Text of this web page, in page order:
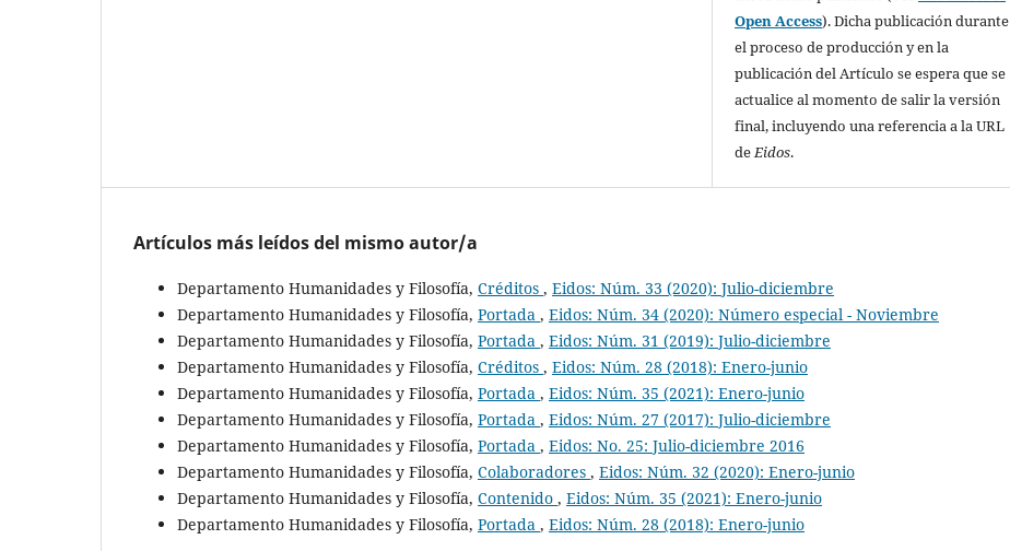
Open Access). Dicha publicación durante
el proceso de producción y en la
publicación del Artículo se espera que se
actualice al momento de salir la versión
final, incluyendo una referencia a la URL
deEidos.
Artículos más leídos del mismo autor/a
Departamento Humanidades y Filosofía, Créditos , Eidos: Núm. 33 (2020): Julio-diciembre
Departamento Humanidades y Filosofía, Portada , Eidos: Núm. 34 (2020): Número especial - Noviembre
Departamento Humanidades y Filosofía, Portada , Eidos: Núm. 31 (2019): Julio-diciembre
Departamento Humanidades y Filosofía, Créditos , Eidos: Núm. 28 (2018): Enero-junio
Departamento Humanidades y Filosofía, Portada , Eidos: Núm. 35 (2021): Enero-junio
Departamento Humanidades y Filosofía, Portada , Eidos: Núm. 27 (2017): Julio-diciembre
Departamento Humanidades y Filosofía, Portada , Eidos: No. 25: Julio-diciembre 2016
Departamento Humanidades y Filosofía, Colaboradores , Eidos: Núm. 32 (2020): Enero-junio
Departamento Humanidades y Filosofía, Contenido , Eidos: Núm. 35 (2021): Enero-junio
Departamento Humanidades y Filosofía, Portada , Eidos: Núm. 28 (2018): Enero-junio